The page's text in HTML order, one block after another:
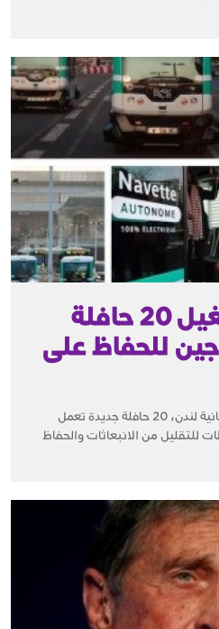
لندن تعلن تشغيل 20 حافلة
للحفاظ على
أطلقت سلطات العاصمة البريطانية لندن، 20 حافلة جديدة تعمل
للتقليل من الانبعاثات والحفاظ